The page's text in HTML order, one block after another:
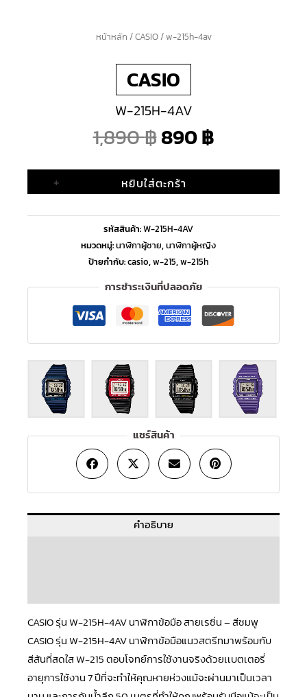
หน้าหลัก /CASIO/ w-215h-4av
CASIO
W-215H-4AV
1,890฿
Original
price
was:
890฿
+ หยิบใส่ตะกร้า
รหัสสินค้า:W-215H-4AV
หมวดหมู่:นาฬิกาผู้ชาย,นาฬิกาผู้หญิง
ป้ายกำกับ:casio,w-215,w-215h
การชำระเงินที่ปลอดภัย
แชร์สินค้า
คำอธิบาย
CASIO รุ่น W-215H-4AV นาฬิกาข้อมือ สายเรซิ่น – สีชมพู
CASIOรุ่น W-215H-4AV นาฬิกาข้อมือแนวสตรีทมาพร้อมกับ
สีสันที่สดใส W-215 ตอบโจทย์การใช้งานจริงด้วยเเบตเตอรี่
อายุการใช้งาน 7 ปีที่จะทำให้คุณหายห่วงแม้จะผ่านมาเป็นเวลา